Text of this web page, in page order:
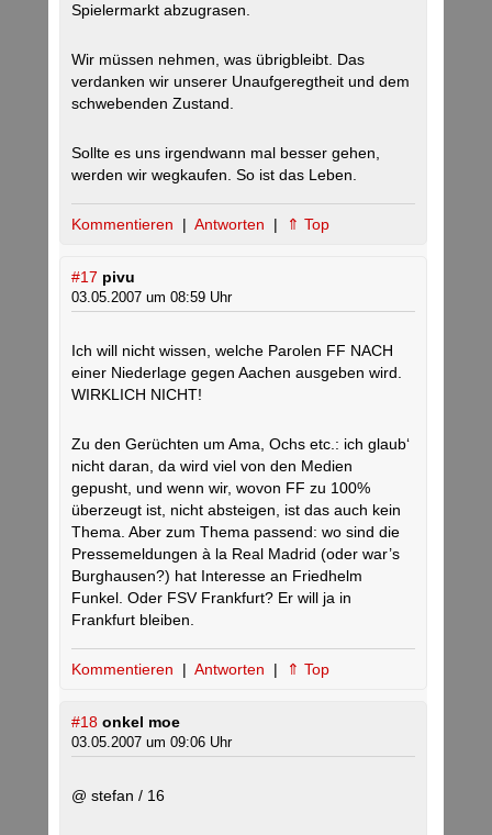
Spielermarkt abzugrasen.
Wir müssen nehmen, was übrigbleibt. Das
verdanken wir unserer Unaufgeregtheit und dem
schwebenden Zustand.
Sollte es uns irgendwann mal besser gehen,
werden wir wegkaufen. So ist das Leben.
Kommentieren | Antworten | ⇑ Top
#17 pivu
03.05.2007 um 08:59 Uhr
Ich will nicht wissen, welche Parolen FF NACH
einer Niederlage gegen Aachen ausgeben wird.
WIRKLICH NICHT!
Zu den Gerüchten um Ama, Ochs etc.: ich glaub‘
nicht daran, da wird viel von den Medien
gepusht, und wenn wir, wovon FF zu 100%
überzeugt ist, nicht absteigen, ist das auch kein
Thema. Aber zum Thema passend: wo sind die
Pressemeldungen à la Real Madrid (oder war’s
Burghausen?) hat Interesse an Friedhelm
Funkel. Oder FSV Frankfurt? Er will ja in
Frankfurt bleiben.
Kommentieren | Antworten | ⇑ Top
#18 onkel moe
03.05.2007 um 09:06 Uhr
@ stefan / 16